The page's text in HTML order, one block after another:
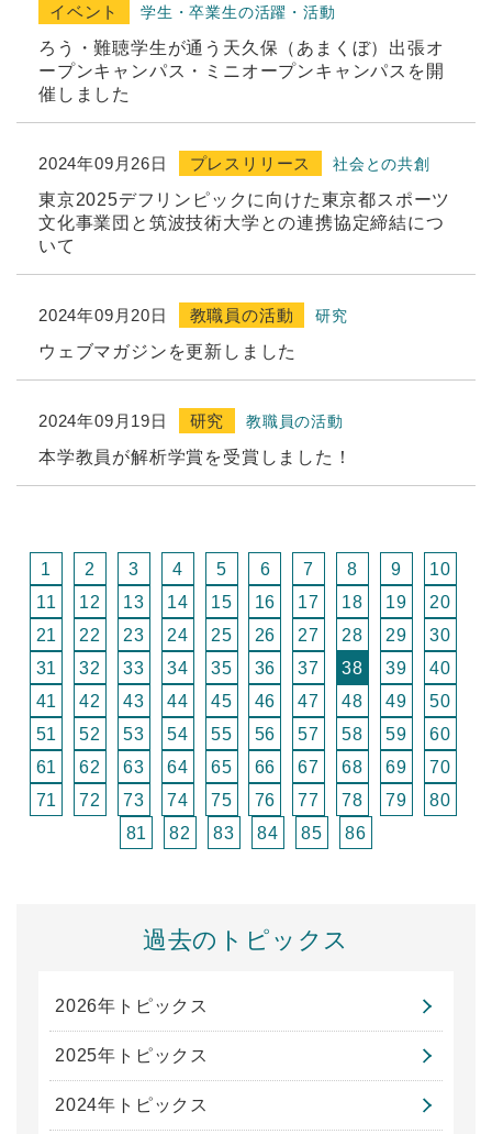
イベント
学生・卒業生の活躍・活動
ろう・難聴学⽣が通う天久保（あまくぼ）出張オ
ープンキャンパス・ミニオープンキャンパスを開
催しました
2024年09月26日 プレスリリース 社会との共創
東京2025デフリンピックに向けた東京都スポーツ
文化事業団と筑波技術大学との連携協定締結につ
いて
2024年09月20日 教職員の活動 研究
ウェブマガジンを更新しました
2024年09月19日 研究 教職員の活動
本学教員が解析学賞を受賞しました！
1 2 3 4 5 6 7 8 9
10
11
12 13 14 15 16 17 18 19
20
21
22 23 24 25 26 27 28 29
30
31
32 33 34 35 36 37 38 39
40
41
42 43 44 45 46 47 48 49
50
51
52 53 54 55 56 57 58 59
60
61
62 63 64 65 66 67 68 69
70
71
72 73 74 75 76 77 78 79
80
81
82 83 84 85 86
過去のトピックス
2026年トピックス
2025年トピックス
2024年トピックス